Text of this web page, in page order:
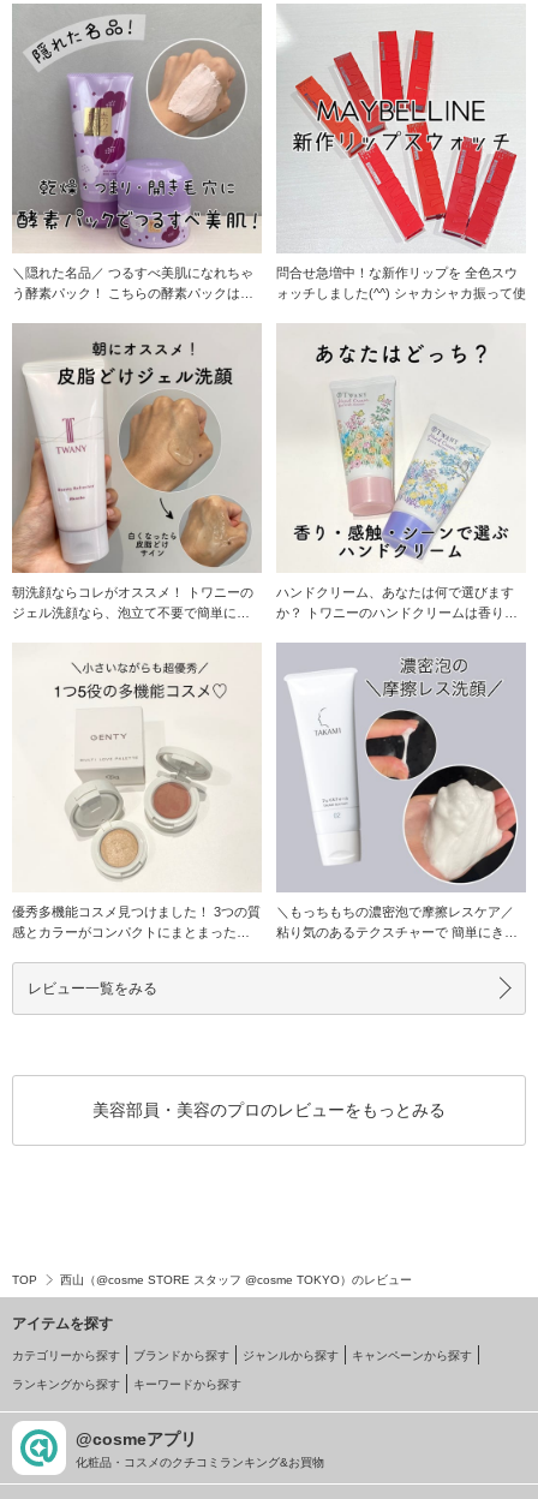
＼隠れた名品／ つるすべ美肌になれちゃ
う酵素パック！ こちらの酵素パックは、
問合せ急増中！な新作リップを 全色スウ
ォッチしました(^^) シャカシャカ振って使
朝洗顔ならコレがオススメ！ トワニーの
ジェル洗顔なら、泡立て不要で簡単に毛
ハンドクリーム、あなたは何で選びます
か？ トワニーのハンドクリームは香りや
優秀多機能コスメ見つけました！ 3つの質
感とカラーがコンパクトにまとまったこ
＼もっちもちの濃密泡で摩擦レスケア／
粘り気のあるテクスチャーで 簡単にきめ
レビュー一覧をみる
美容部員・美容のプロのレビューをもっとみる
TOP 西山（@cosme STORE スタッフ @cosme TOKYO）のレビュー
アイテムを探す
カテゴリーから探す ブランドから探す ジャンルから探す キャンペーンから探す
ランキングから探す キーワードから探す
@cosmeアプリ
化粧品・コスメのクチコミランキング&お買物